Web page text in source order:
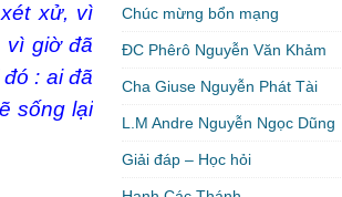
xử, vì
vì giờ đã
: ai đã
sống lại
Chúc mừng bổn mạng
ĐC Phêrô Nguyễn Văn Khảm
Cha Giuse Nguyễn Phát Tài
L.M Andre Nguyễn Ngọc Dũng
Giải đáp – Học hỏi